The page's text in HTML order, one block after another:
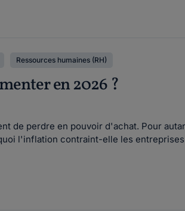
Ressources humaines (RH)
en 2026 ?
de perdre en pouvoir d'achat. Pour
l'inflation contraint-elle les